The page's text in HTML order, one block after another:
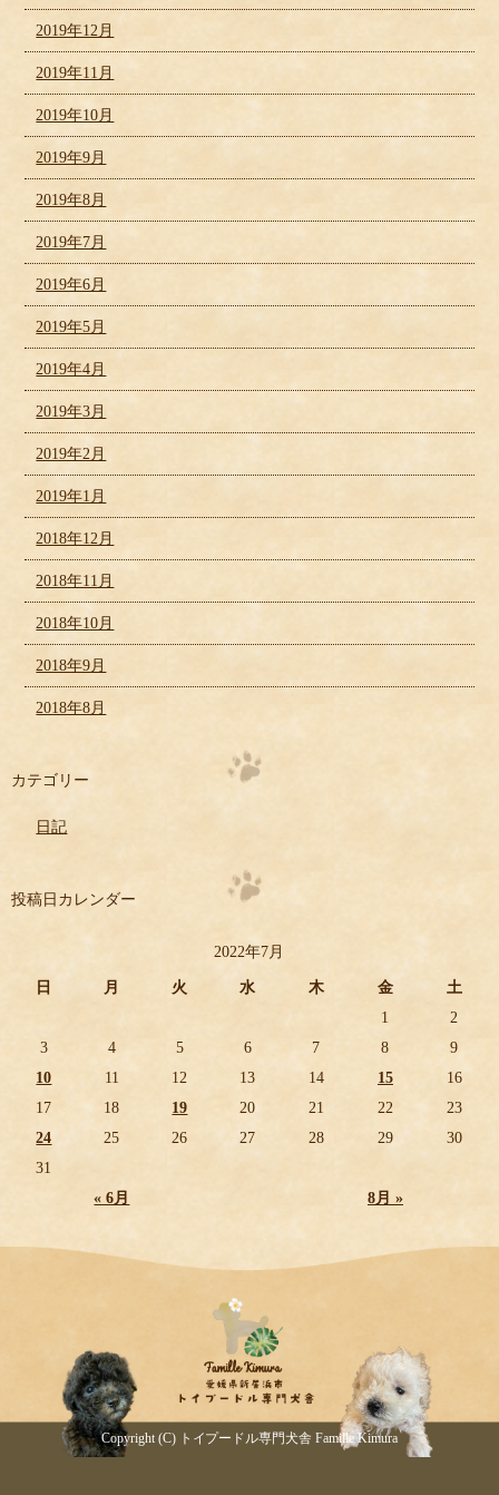
2019年12月
2019年11月
2019年10月
2019年9月
2019年8月
2019年7月
2019年6月
2019年5月
2019年4月
2019年3月
2019年2月
2019年1月
2018年12月
2018年11月
2018年10月
2018年9月
2018年8月
カテゴリー
日記
投稿日カレンダー
2022年7月
日 月 火 水 木 金 土
« 6月 8月 »
1
2
3
4 5 6 7 8
9
10
11 12 13 14 15
16
17
18 19 20 21 22
23
24
25 26 27 28 29
30
31
Copyright (C) トイプードル専門犬舎 Famille Kimura